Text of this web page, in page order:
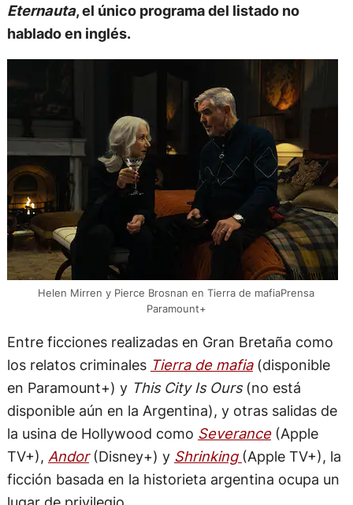
Eternauta, el único programa del listado no
hablado en inglés.
Helen Mirren y Pierce Brosnan en Tierra de mafiaPrensa
Paramount+
Entre ficciones realizadas en Gran Bretaña como
los relatos criminales Tierra de mafia(disponible
en Paramount+) y This City Is Ours(no está
disponible aún en la Argentina), y otras salidas de
la usina de Hollywood como Severance(Apple
TV+), Andor (Disney+) y Shrinking (Apple TV+), la
ficción basada en la historieta argentina ocupa un